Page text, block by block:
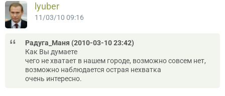
lyuber
11/03/10 09:16
Радуга_Маня (2010-03-10 23:42)
Как Вы думаете
чего не хватает в нашем городе, возможно совсем нет,
возможно наблюдается острая нехватка
очень интересно.